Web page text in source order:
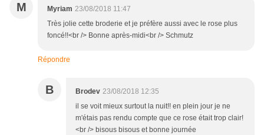
M Myriam 23/08/2018 11:47
Très jolie cette broderie et je préfère aussi avec le rose plus
foncé!!<br /> Bonne après-midi<br /> Schmutz
Répondre
B Brodev 23/08/2018 12:35
il se voit mieux surtout la nuit!! en plein jour je ne
m'étais pas rendu compte que ce rose était trop clair!
<br /> bisous bisous et bonne journée